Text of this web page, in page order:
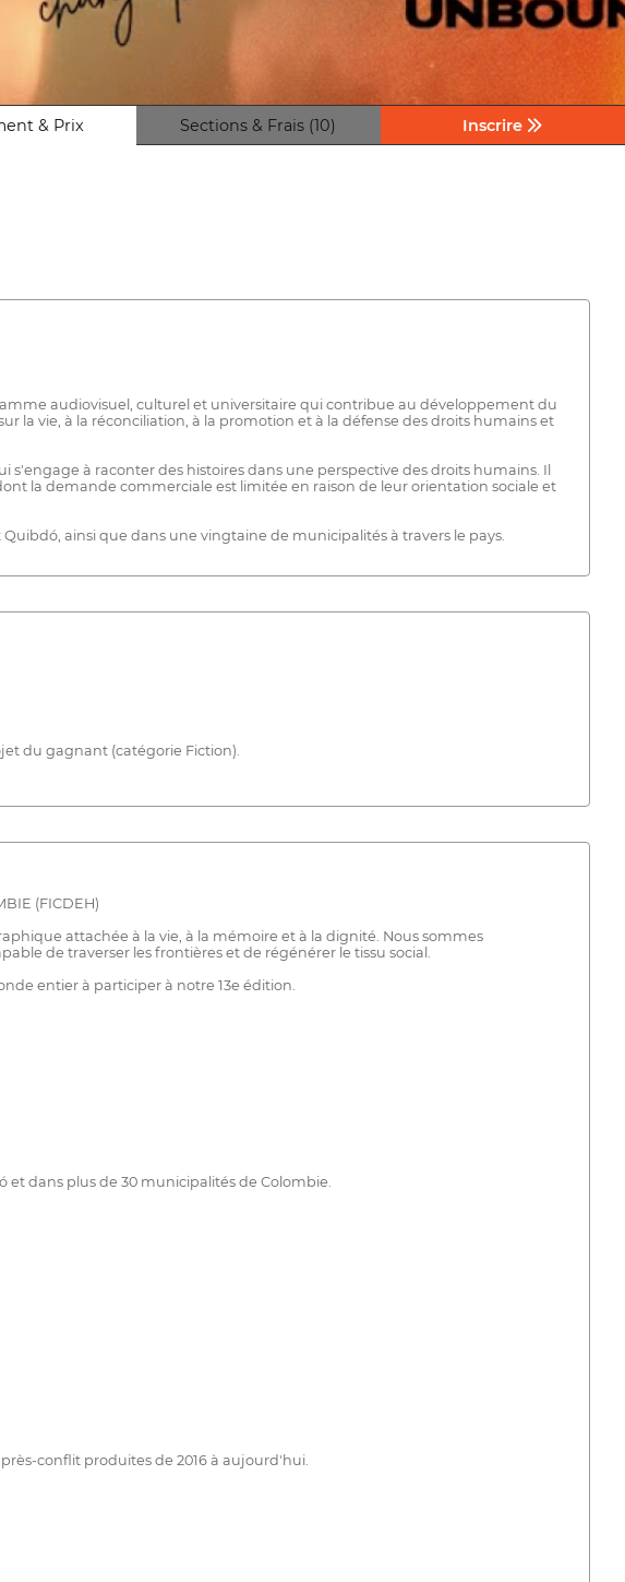
& Prix Sections & Frais (10) Inscrire
audiovisuel, culturel et universitaire qui contribue au développement du
la vie, à la réconciliation, à la promotion et à la défense des droits humains et
à raconter des histoires dans une perspective des droits humains. Il
la demande commerciale est limitée en raison de leur orientation sociale et
ainsi que dans une vingtaine de municipalités à travers le pays.
du gagnant (catégorie Fiction).
(FICDEH)
attachée à la vie, à la mémoire et à la dignité. Nous sommes
de traverser les frontières et de régénérer le tissu social.
entier à participer à notre 13e édition.
et dans plus de 30 municipalités de Colombie.
conflit produites de 2016 à aujourd'hui.